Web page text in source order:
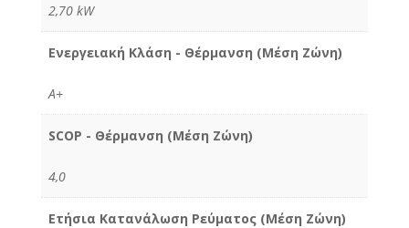
2,70 kW
Ενεργειακή Κλάση - Θέρμανση (Μέση Ζώνη)
A+
SCOP - Θέρμανση (Μέση Ζώνη)
4,0
Ετήσια Κατανάλωση Ρεύματος (Μέση Ζώνη)